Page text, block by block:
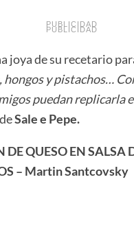
PUBLICIDAD
PUBLICIDAD
joya de su recetario
y pistachos…
puedan replicarla
Sale e Pepe.
QUESO EN SALSA
– Martin Santcovsky